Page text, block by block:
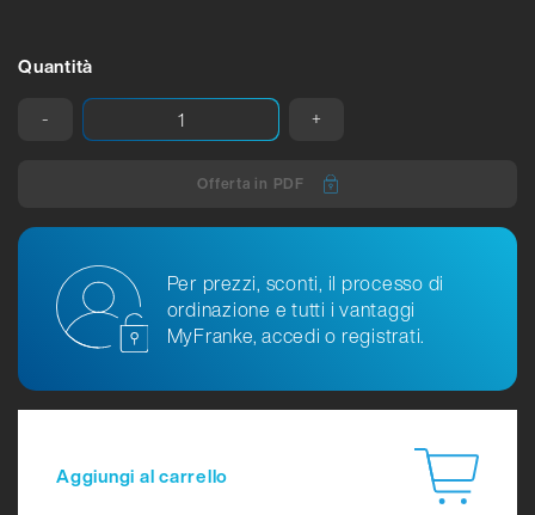
Quantità
- +
Offerta in PDF
Per prezzi, sconti, il processo di
ordinazione e tutti i vantaggi
MyFranke, accedi o registrati.
Aggiungi al carrello